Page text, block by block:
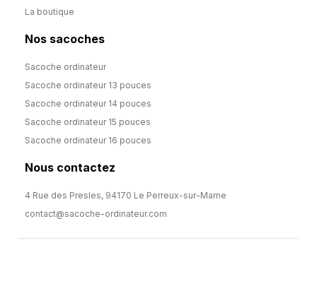
La boutique
Nos sacoches
Sacoche ordinateur
Sacoche ordinateur 13 pouces
Sacoche ordinateur 14 pouces
Sacoche ordinateur 15 pouces
Sacoche ordinateur 16 pouces
Nous contactez
4 Rue des Presles, 94170 Le Perreux-sur-Marne
contact@sacoche-ordinateur.com